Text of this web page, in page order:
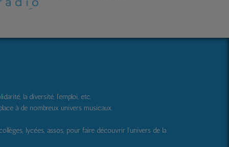
la diversité, l'emploi, etc.
à de nombreux univers musicaux.
lycées, assos, pour faire découvrir l'univers de la